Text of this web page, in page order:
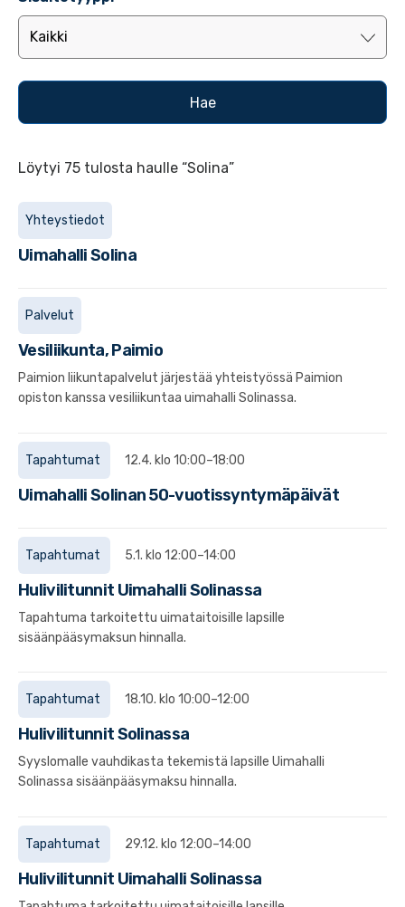
Löytyi 75 tulosta haulle “Solina”
Yhteystiedot
UimahalliSolina
Palvelut
Vesiliikunta, Paimio
Paimion liikuntapalvelut järjestää yhteistyössä Paimion
opiston kanssa vesiliikuntaa uimahalli Solinassa.
Tapahtumat 12.4. klo 10:00–18:00
Uimahalli Solinan 50-vuotissyntymäpäivät
Tapahtumat 5.1. klo 12:00–14:00
Hulivilitunnit Uimahalli Solinassa
Tapahtuma tarkoitettu uimataitoisille lapsille
sisäänpääsymaksun hinnalla.
Tapahtumat 18.10. klo 10:00–12:00
Hulivilitunnit Solinassa
Syyslomalle vauhdikasta tekemistä lapsille Uimahalli
Solinassa sisäänpääsymaksu hinnalla.
Tapahtumat 29.12. klo 12:00–14:00
Hulivilitunnit Uimahalli Solinassa